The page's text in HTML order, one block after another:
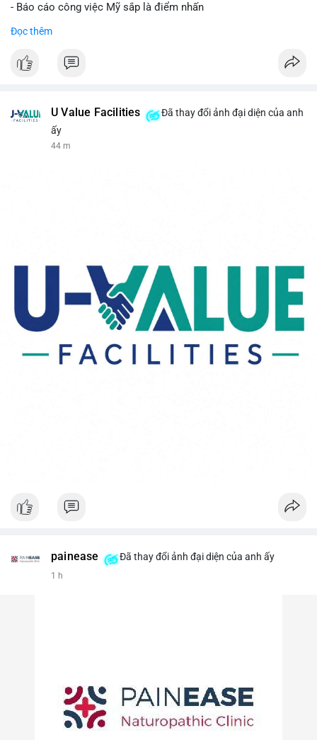
- Báo cáo công việc Mỹ sắp là điểm nhấn
$btc#btc
#vlikevn #titanbot
Đọc thêm
U Value Facilities
Đã thay đổi ảnh đại diện của anh
ấy
44 m
painease Đã thay đổi ảnh đại diện của anh ấy
1 h